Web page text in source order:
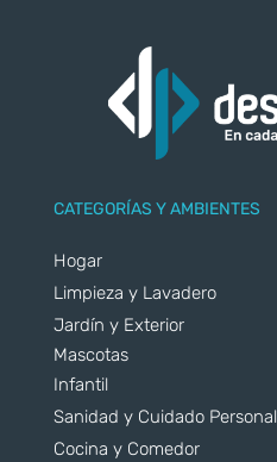
CATEGORÍAS Y AMBIENTES
Hogar
Limpieza y Lavadero
Jardín y Exterior
Mascotas
Infantil
Sanidad y Cuidado Personal
Cocina y Comedor